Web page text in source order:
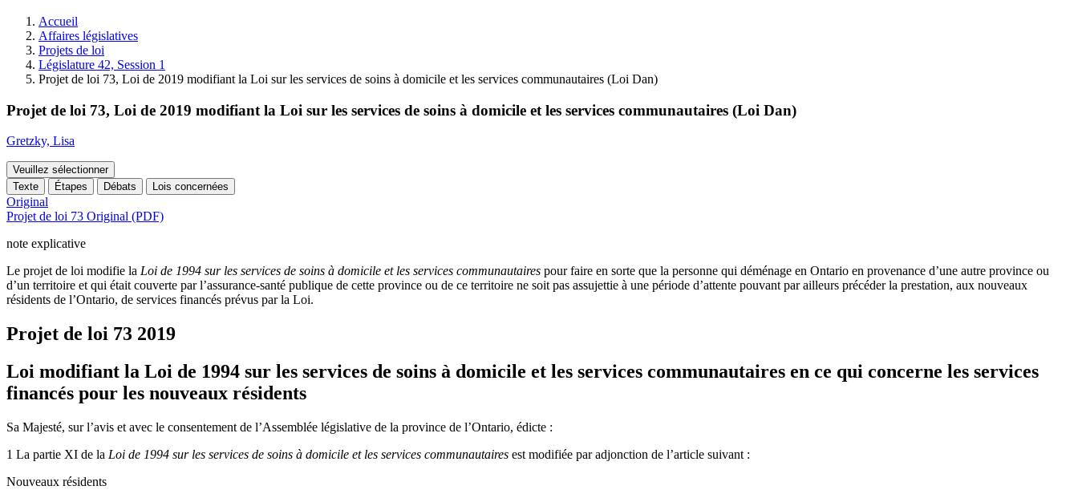
l'Assemblée
législative.
Accueil
Affaires législatives
Projets de loi
Législature 42, Session 1
Projet de loi 73, Loi de 2019 modifiant la Loi sur les services de soins à domicile et les services communautaires (Loi Dan)
Projet de loi 73, Loi de 2019 modifiant la Loi sur les services de soins à domicile et les services communautaires (Loi Dan)
Gretzky, Lisa
Veuillez sélectionner
Texte
Étapes Débats Lois concernées
Original
Projet de loi 73 Original (PDF)
note explicative
Le projet de loi modifie la Loi de 1994 sur les services de soins à domicile et les services communautaires pour faire en sorte que la personne qui déménage en Ontario en provenance d’une autre province ou
d’un territoire et qui était couverte par l’assurance-santé publique de cette province ou de ce territoire ne soit pas assujettie à une période d’attente pouvant par ailleurs précéder la prestation, aux nouveaux
résidents de l’Ontario, de services financés prévus par la Loi.
Projet de loi 73 2019
Loi modifiant la Loi de 1994 sur les services de soins à domicile et les services communautaires en ce qui concerne les services
financés pour les nouveaux résidents
Sa Majesté, sur l’avis et avec le consentement de l’Assemblée législative de la province de l’Ontario, édicte :
1 La partie XI de la Loi de 1994 sur les services de soins à domicile et les services communautaires est modifiée par adjonction de l’article suivant :
Nouveaux résidents